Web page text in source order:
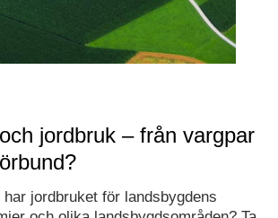
jordbruk – från vargpar
jordbruket för landsbygdens